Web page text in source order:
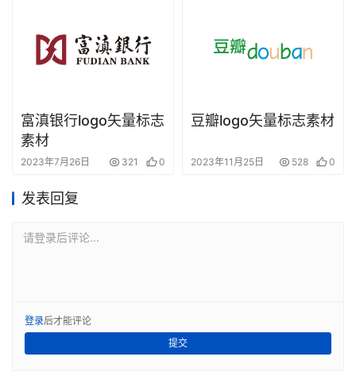
富滇银行logo矢量标志
素材
2023年7月26日 321 0
豆瓣logo矢量标志素材
2023年11月25日 528 0
发表回复
请登录后评论...
登录后才能评论
提交